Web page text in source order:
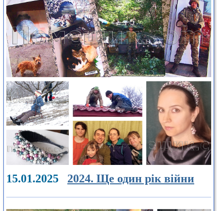
15.01.2025 2024. Ще один рік війни